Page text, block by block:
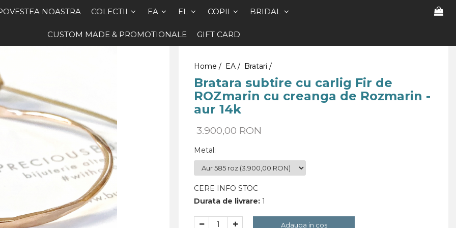
NOASTRA COLECTII EA EL COPII BRIDAL
CUSTOM MADE & PROMOTIONALE GIFT CARD
Home / EA / Bratari /
Bratara subtire cu carlig Fir de
ROZmarin cu creanga de Rozmarin -
aur 14k
3.900,00 RON
Metal:
CERE INFO STOC
Durata de livrare: 1
Adauga in cos